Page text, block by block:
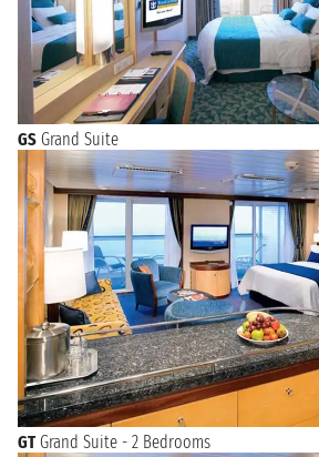
GS Grand Suite
GT Grand Suite - 2 Bedrooms